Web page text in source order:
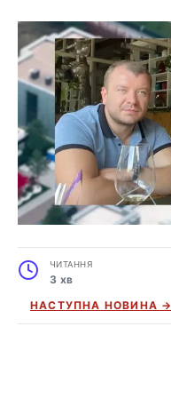
ЧИТАННЯ
3 хв
НАСТУПНА НОВИНА →